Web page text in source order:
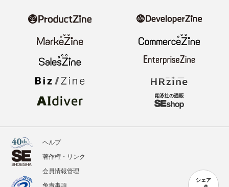
シェア
ヘルプ
著作権・リンク
会員情報管理
免責事項